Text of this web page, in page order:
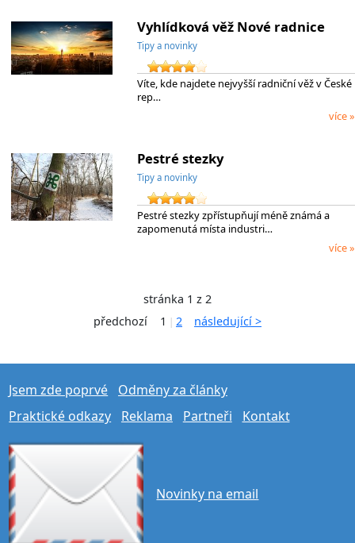
Vyhlídková věž Nové radnice
Tipy a novinky
Víte, kde najdete nejvyšší radniční věž v České
rep…
více »
Pestré stezky
Tipy a novinky
Pestré stezky zpřístupňují méně známá a
zapomenutá místa industri…
více »
stránka 1 z 2
předchozí
1 2 následující >
Jsem zde poprvé
Odměny za články
Praktické odkazy
Reklama Partneři Kontakt
Novinky na email